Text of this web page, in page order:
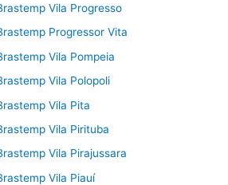
Vila Progresso
Progressor Vita
Vila Pompeia
Vila Polopoli
Vila Pita
Vila Pirituba
Vila Pirajussara
Vila Piauí